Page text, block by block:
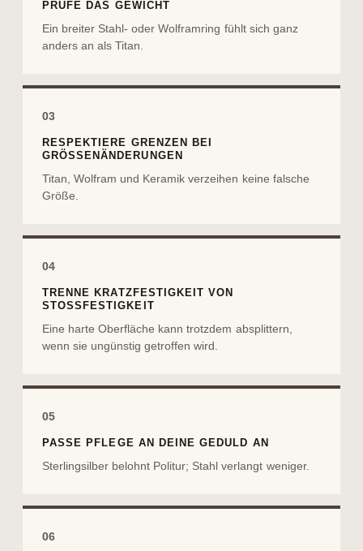
PRÜFE DAS GEWICHT
Ein breiter Stahl- oder Wolframring fühlt sich ganz
anders an als Titan.
03
RESPEKTIERE GRENZEN BEI
GRÖSSENÄNDERUNGEN
Titan, Wolfram und Keramik verzeihen keine falsche
Größe.
04
TRENNE KRATZFESTIGKEIT VON
STOSSFESTIGKEIT
Eine harte Oberfläche kann trotzdem absplittern,
wenn sie ungünstig getroffen wird.
05
PASSE PFLEGE AN DEINE GEDULD AN
Sterlingsilber belohnt Politur; Stahl verlangt weniger.
06